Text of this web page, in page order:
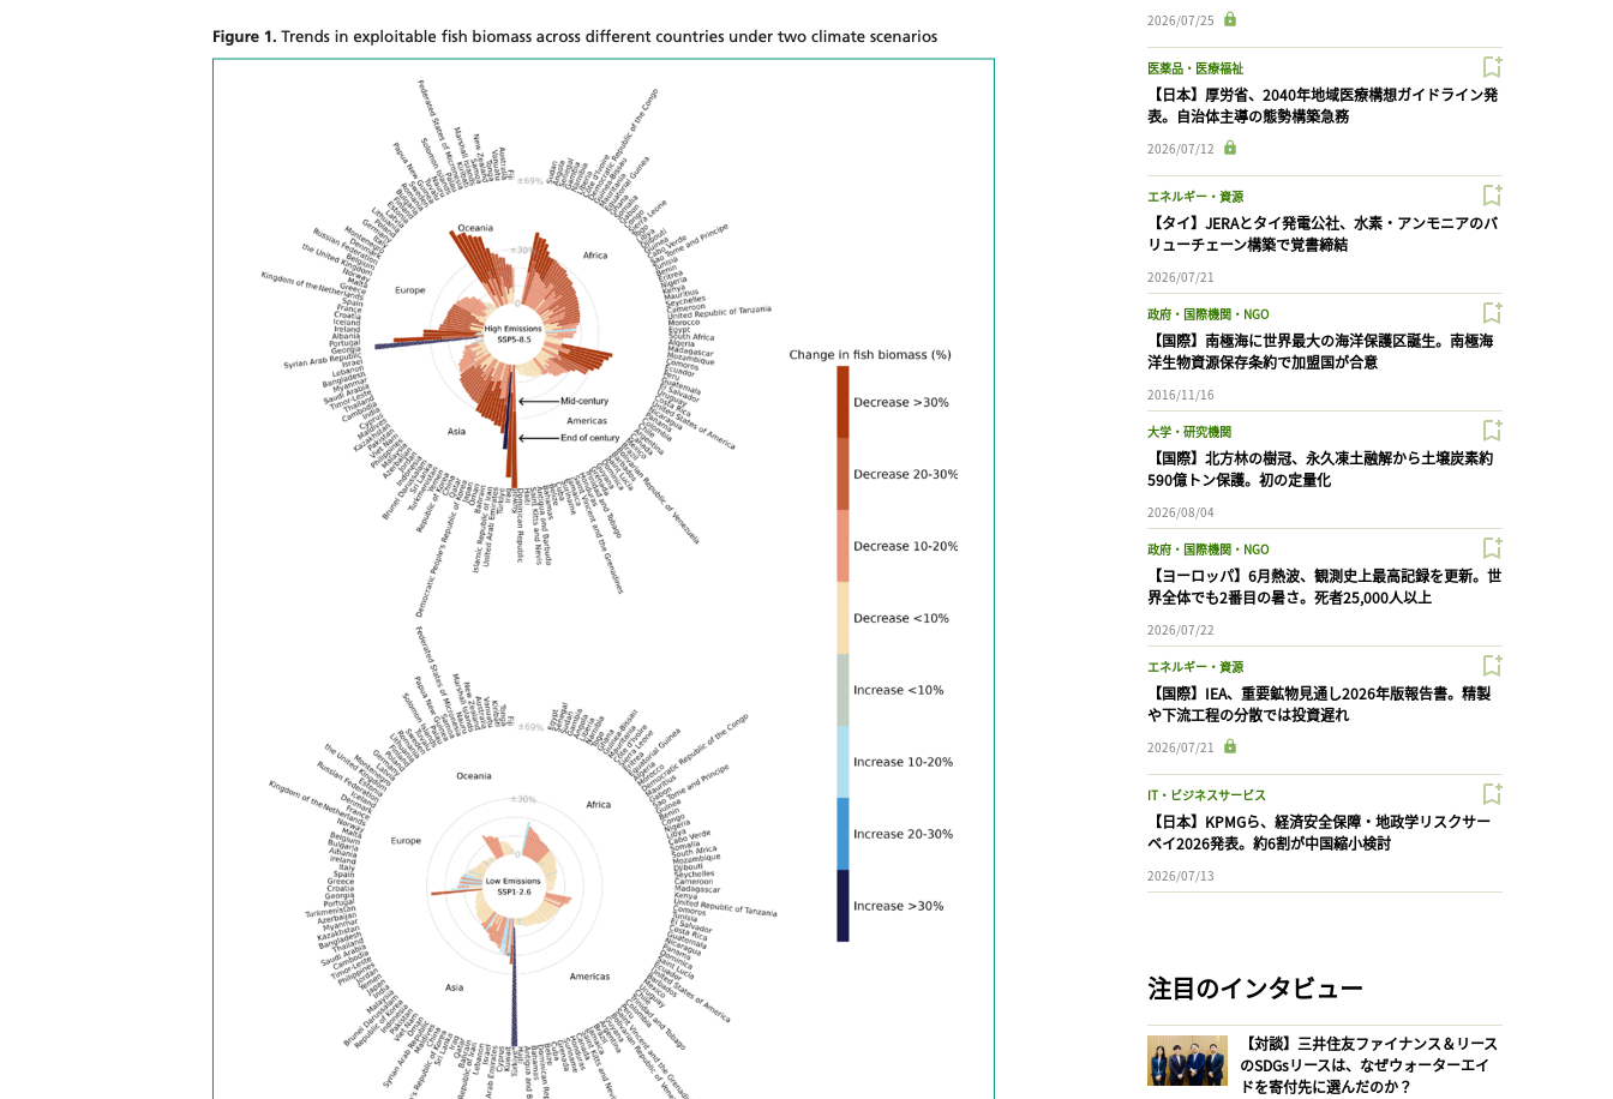
2026/07/25
医薬品・医療福祉
【日本】厚労省、2040年地域医療構想ガイドライン発
表。自治体主導の態勢構築急務
2026/07/12
エネルギー・資源
【タイ】JERAとタイ発電公社、水素・アンモニアのバ
リューチェーン構築で覚書締結
2026/07/21
政府・国際機関・NGO
【国際】南極海に世界最大の海洋保護区誕生。南極海
洋生物資源保存条約で加盟国が合意
2016/11/16
大学・研究機関
【国際】北方林の樹冠、永久凍土融解から土壌炭素約
590億トン保護。初の定量化
2026/08/04
政府・国際機関・NGO
【ヨーロッパ】6月熱波、観測史上最高記録を更新。世
界全体でも2番目の暑さ。死者25,000人以上
2026/07/22
エネルギー・資源
【国際】IEA、重要鉱物見通し2026年版報告書。精製
や下流工程の分散では投資遅れ
2026/07/21
IT・ビジネスサービス
【日本】KPMGら、経済安全保障・地政学リスクサー
ベイ2026発表。約6割が中国縮小検討
2026/07/13
注目のインタビュー
【対談】三井住友ファイナンス＆リース
のSDGsリースは、なぜウォーターエイ
ドを寄付先に選んだのか？